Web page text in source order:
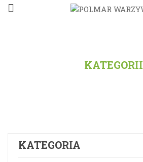
KATEGORII
KATEGORIA